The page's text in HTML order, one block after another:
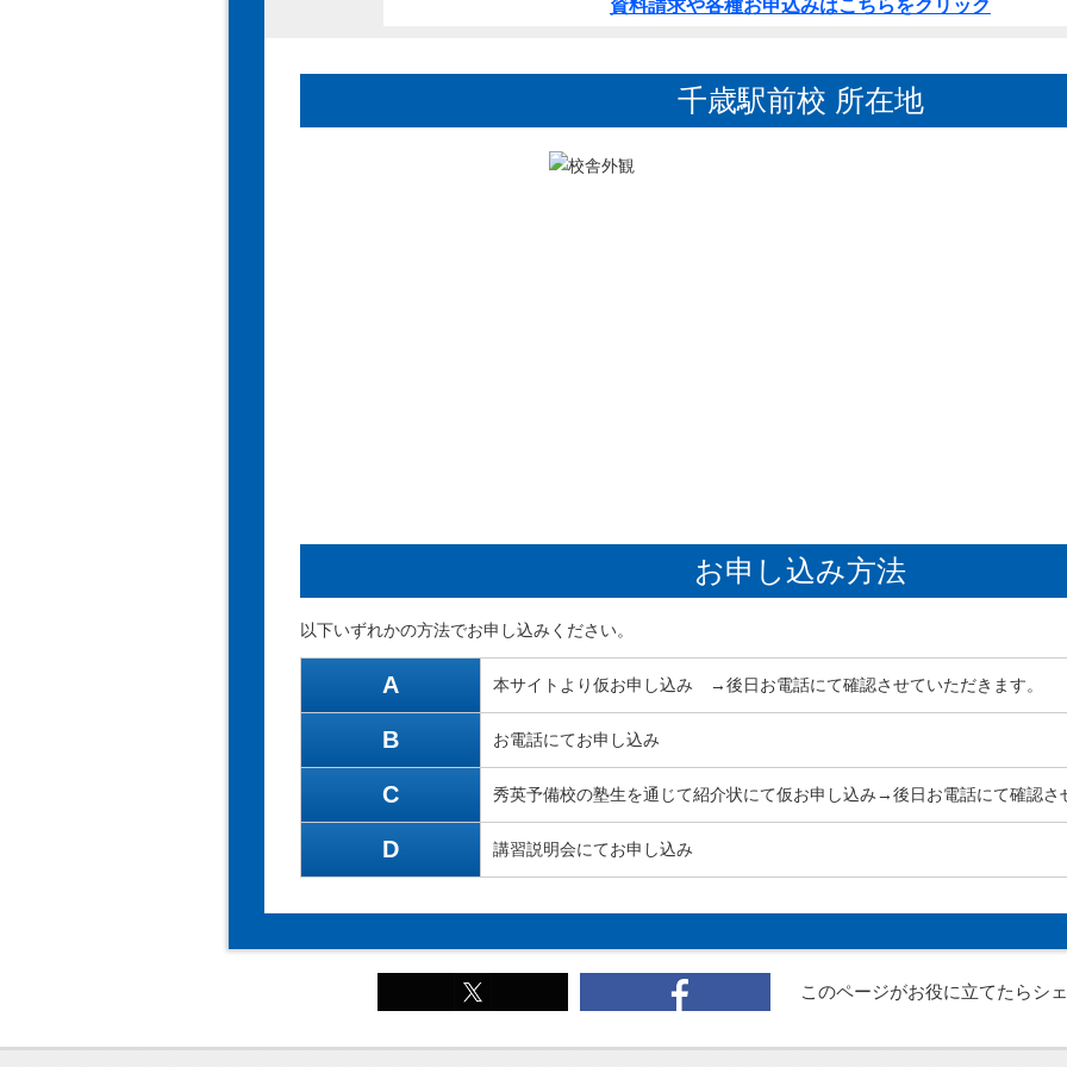
資料請求や各種お申込みはこちらをクリック
千歳駅前校 所在地
お申し込み方法
以下いずれかの方法でお申し込みください。
A 本サイトより仮お申し込み →後日お電話にて確認させていただきます。
B お電話にてお申し込み
C 秀英予備校の塾生を通じて紹介状にて仮お申し込み→後日お電話にて確認さ
D 講習説明会にてお申し込み
このページがお役に立てたらシ